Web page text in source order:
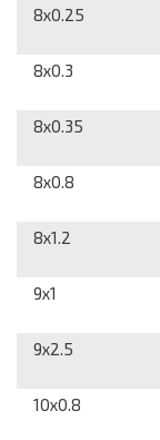
8x0.25
8x0.3
8x0.35
8x0.8
8x1.2
9x1
9x2.5
10x0.8